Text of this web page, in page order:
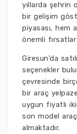
yıllarda şehrin
bir gelişim
piyasası, hem
önemli fırsatlar
Giresun'da
seçenekler
çevresinde
bir araç
uygun fiyatlı
son model
almaktadır.